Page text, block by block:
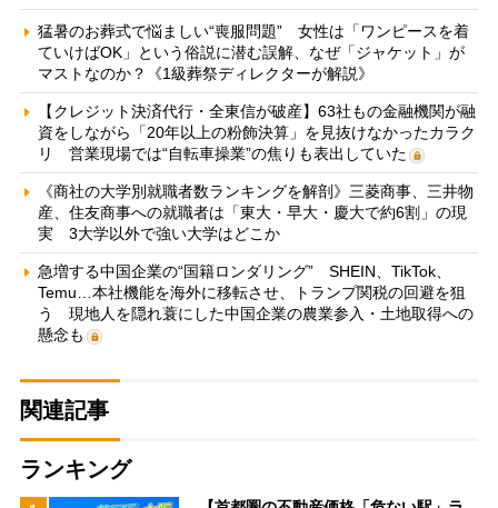
猛暑のお葬式で悩ましい“喪服問題” 女性は「ワンピースを着
ていけばOK」という俗説に潜む誤解、なぜ「ジャケット」が
マストなのか？《1級葬祭ディレクターが解説》
【クレジット決済代行・全東信が破産】63社もの金融機関が融
資をしながら「20年以上の粉飾決算」を見抜けなかったカラク
リ 営業現場では“自転車操業”の焦りも表出していた
《商社の大学別就職者数ランキングを解剖》三菱商事、三井物
産、住友商事への就職者は「東大・早大・慶大で約6割」の現
実 3大学以外で強い大学はどこか
急増する中国企業の“国籍ロンダリング” SHEIN、TikTok、
Temu…本社機能を海外に移転させ、トランプ関税の回避を狙
う 現地人を隠れ蓑にした中国企業の農業参入・土地取得への
懸念も
関連記事
ランキング